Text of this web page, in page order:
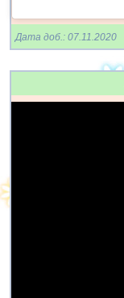
Дата доб.: 07.11.2020